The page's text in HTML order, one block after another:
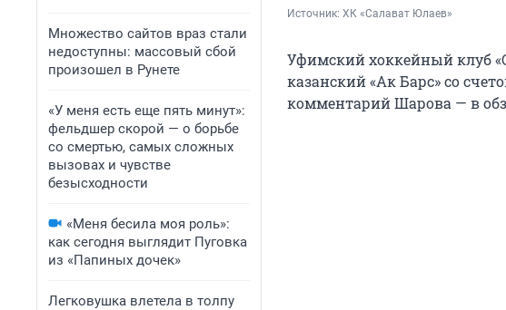
Множество сайтов враз стали
недоступны: массовый сбой
произошел в Рунете
«У меня есть еще пять минут»:
фельдшер скорой — о борьбе
со смертью, самых сложных
вызовах и чувстве
безысходности
«Меня бесила моя роль»:
как сегодня выглядит Пуговка
из «Папиных дочек»
Легковушка влетела в толпу
Источник: ХК «Салават Юлаев»
Уфимский хоккейный клуб
казанский «Ак Барс» со
комментарий Шарова — в